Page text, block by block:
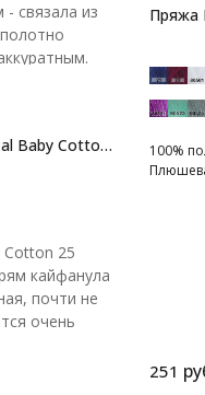
Пряжа
100%
251
связала из
скользит и
пришлось
Пряжа Gazzal Baby Cotton 25
Cotton 25
кайфанула
почти не
очень
полотно
стал